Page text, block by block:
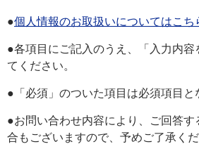
●個人情報のお取扱いについてはこち
●各項目にご記入のうえ、「入力内容
てください。
●「必須」のついた項目は必須項目と
●お問い合わせ内容により、ご回答
合もございますので、予めご了承くだ